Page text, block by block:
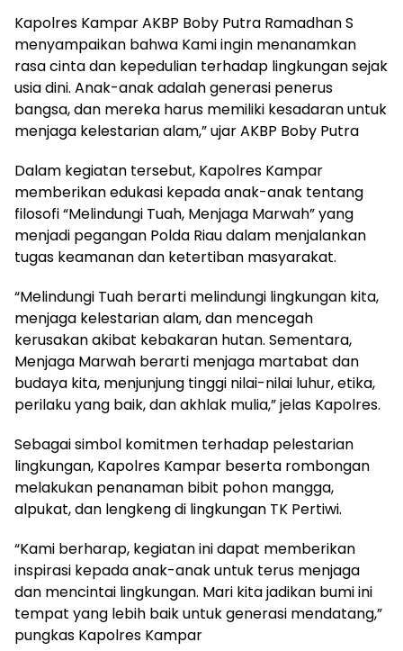
Kapolres Kampar AKBP Boby Putra Ramadhan S
menyampaikan bahwa Kami ingin menanamkan
rasa cinta dan kepedulian terhadap lingkungan sejak
usia dini. Anak-anak adalah generasi penerus
bangsa, dan mereka harus memiliki kesadaran untuk
menjaga kelestarian alam,” ujar AKBP Boby Putra
Dalam kegiatan tersebut, Kapolres Kampar
memberikan edukasi kepada anak-anak tentang
filosofi “Melindungi Tuah, Menjaga Marwah” yang
menjadi pegangan Polda Riau dalam menjalankan
tugas keamanan dan ketertiban masyarakat.
“Melindungi Tuah berarti melindungi lingkungan kita,
menjaga kelestarian alam, dan mencegah
kerusakan akibat kebakaran hutan. Sementara,
Menjaga Marwah berarti menjaga martabat dan
budaya kita, menjunjung tinggi nilai-nilai luhur, etika,
perilaku yang baik, dan akhlak mulia,” jelas Kapolres.
Sebagai simbol komitmen terhadap pelestarian
lingkungan, Kapolres Kampar beserta rombongan
melakukan penanaman bibit pohon mangga,
alpukat, dan lengkeng di lingkungan TK Pertiwi.
“Kami berharap, kegiatan ini dapat memberikan
inspirasi kepada anak-anak untuk terus menjaga
dan mencintai lingkungan. Mari kita jadikan bumi ini
tempat yang lebih baik untuk generasi mendatang,”
pungkas Kapolres Kampar